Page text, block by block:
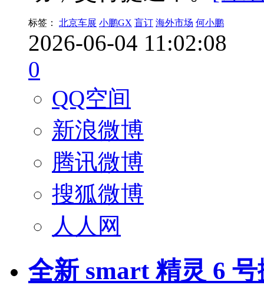
标签： 北京车展 小鹏GX 盲订 海外市场 何小鹏
2026-06-04 11:02:08
0
QQ空间
新浪微博
腾讯微博
搜狐微博
人人网
全新 smart 精灵 6